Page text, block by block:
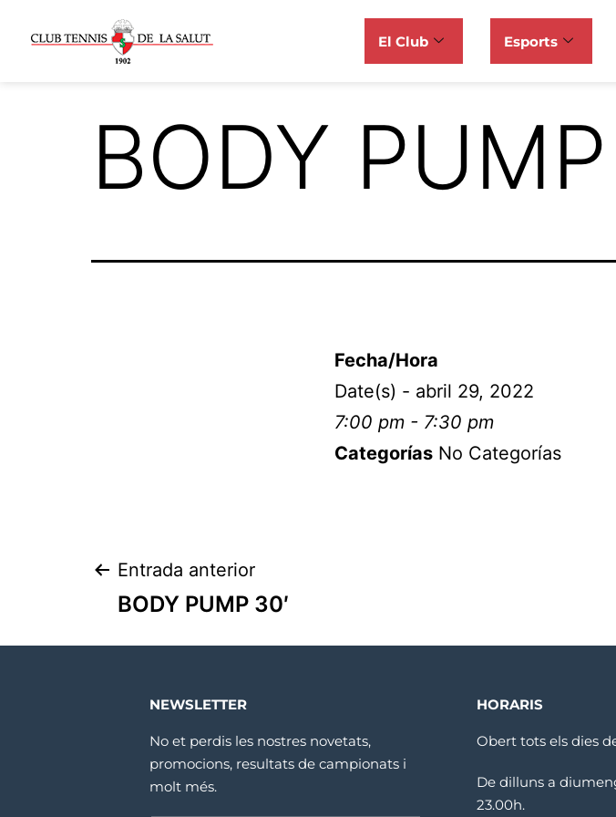
El Club Esports
BODY
Fecha/Hora
Date(s) - abril 29, 2022
7:00 pm - 7:30 pm
Categorías No Categorías
Entrada anterior
BODY PUMP 30′
NEWSLETTER
No et perdis les nostres novetats,
promocions, resultats de campionats i
molt més.
HORARIS
Obert tots els dies
De dilluns a
23.00h.